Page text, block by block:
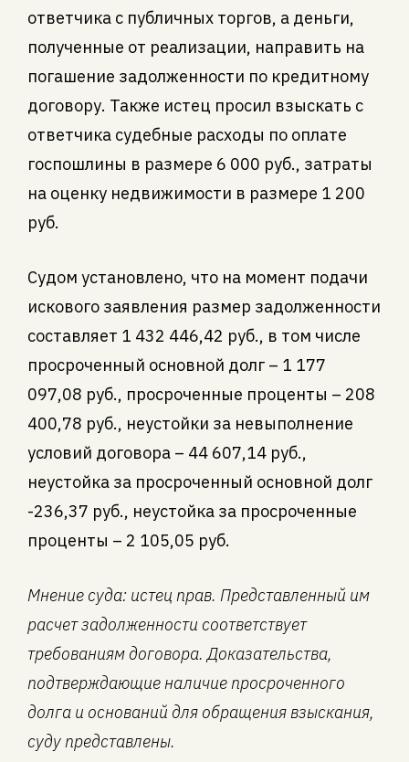
ответчика с публичных торгов, а деньги,
полученные от реализации, направить на
погашение задолженности по кредитному
договору. Также истец просил взыскать с
ответчика судебные расходы по оплате
госпошлины в размере 6 000 руб., затраты
на оценку недвижимости в размере 1 200
руб.
Судом установлено, что на момент подачи
искового заявления размер задолженности
составляет 1 432 446,42 руб., в том числе
просроченный основной долг – 1 177
097,08 руб., просроченные проценты – 208
400,78 руб., неустойки за невыполнение
условий договора – 44 607,14 руб.,
неустойка за просроченный основной долг
-236,37 руб., неустойка за просроченные
проценты – 2 105,05 руб.
Мнение суда: истец прав. Представленный им
расчет задолженности соответствует
требованиям договора. Доказательства,
подтверждающие наличие просроченного
долга и оснований для обращения взыскания,
суду представлены.